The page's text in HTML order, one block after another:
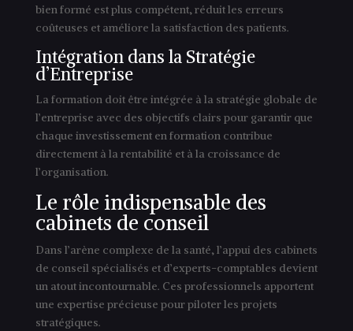
bien formé est plus compétent, réduit les erreurs
coûteuses et améliore la satisfaction des patients.
Intégration dans la Stratégie
d’Entreprise
La formation doit être intégrée à la stratégie globale de
l’entreprise avec des objectifs clairs pour garantir que
chaque investissement en formation contribue
directement à la rentabilité et à la croissance de
l’organisation.
Le rôle indispensable des
cabinets de conseil
Dans l’arène complexe de la santé, l’appui des cabinets
de conseil spécialisés et d’experts-comptables devient
un atout incontournable. Ces professionnels apportent
une expertise précieuse pour piloter les projets
stratégiques.